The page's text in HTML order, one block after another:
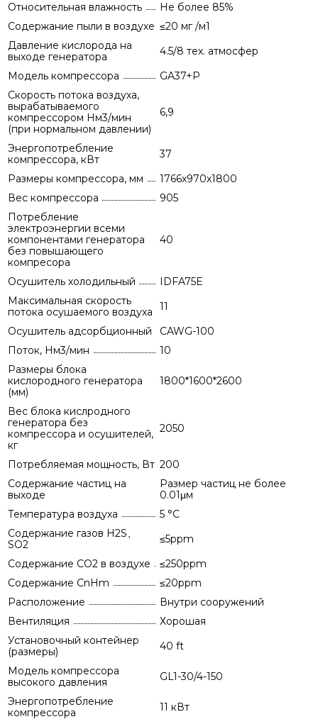
Относительная влажность
Не более 85%
Содержание пыли в воздухе ≤20 мг /м1
Давление кислорода на
выходе генератора
4.5/8 тех. атмосфер
Модель компрессора
GA37+P
Скорость потока воздуха,
вырабатываемого
компрессором Нм3/мин
(при нормальном давлении)
6,9
Энергопотребление
компрессора, кВт
37
Размеры компрессора, мм
1766х970х1800
Вес компрессора
905
Потребление
электроэнергии всеми
компонентами генератора
без повышающего
компресора
40
Осушитель холодильный
IDFA75E
Максимальная скорость
потока осушаемого воздуха
11
Осушитель адсорбционный
CAWG-100
Поток, Нм3/мин
10
Размеры блока
кислородного генератора
(мм)
1800*1600*2600
Вес блока кислродного
генератора без
компрессора и осушителей,
кг
2050
Потребляемая мощность, Вт 200
Содержание частиц на
выходе
Размер частиц не более
0.01μм
Температура воздуха
5 °C
Содержание газов H2S、
SO2
≤5ppm
Содержание CO2 в воздухе
≤250ppm
Содержание CnHm
≤20ppm
Расположение
Внутри сооружений
Вентиляция
Хорошая
Установочный контейнер
(размеры)
40 ft
Модель компрессора
высокого давления
GL1-30/4-150
Энергопотребление
компрессора
11 кВт